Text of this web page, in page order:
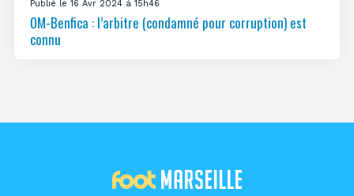
Publié le 16 Avr 2024 à 15h46
OM-Benfica : l’arbitre (condamné pour corruption) est
connu